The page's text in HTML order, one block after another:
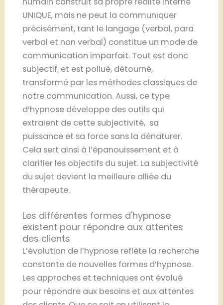
UNIQUE, mais ne peut la communiquer
précisément, tant le langage (verbal, para
verbal et non verbal) constitue un mode de
communication imparfait. Tout est donc
subjectif, et est pollué, détourné,
transformé par les méthodes classiques de
notre communication. Aussi, ce type
d’hypnose développe des outils qui
extraient de cette subjectivité, sa
puissance et sa force sans la dénaturer.
Cela sert ainsi à l’épanouissement et à
clarifier les objectifs du sujet. La subjectivité
du sujet devient la meilleure alliée du
thérapeute.
Les différentes formes d'hypnose
existent pour répondre aux attentes
des clients
L’évolution de l’hypnose reflète la recherche
constante de nouvelles formes d’hypnose.
Les approches et techniques ont évolué
pour répondre aux besoins et aux attentes